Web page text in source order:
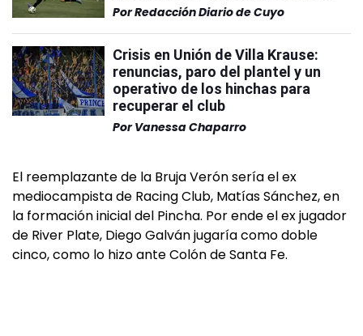
PorRedacción Diario de Cuyo
Crisis en Unión de Villa Krause:
renuncias, paro del plantel y un
operativo de los hinchas para
recuperar el club
Por Vanessa Chaparro
El reemplazante de la Bruja Verón sería el ex
mediocampista de Racing Club, Matías Sánchez, en
la formación inicial del Pincha. Por ende el ex jugador
de River Plate, Diego Galván jugaría como doble
cinco, como lo hizo ante Colón de Santa Fe.